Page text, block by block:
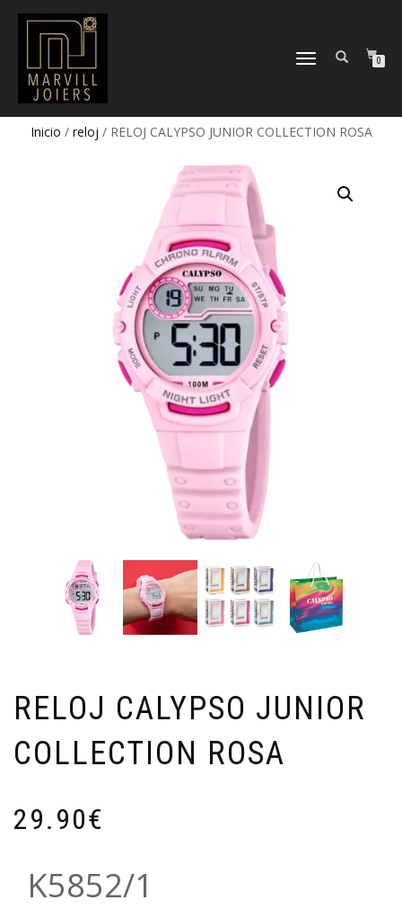
TOGGLE
0
Inicio / reloj / RELOJ CALYPSO JUNIOR COLLECTION ROSA
RELOJ CALYPSO JUNIOR
COLLECTION ROSA
29.90€
K5852/1